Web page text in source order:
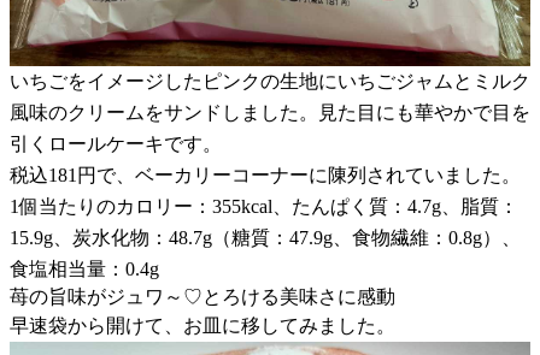
いちごをイメージしたピンクの生地にいちごジャムとミルク
風味のクリームをサンドしました。見た目にも華やかで目を
引くロールケーキです。
税込181円で、ベーカリーコーナーに陳列されていました。
1個当たりのカロリー：355kcal、たんぱく質：4.7g、脂質：
15.9g、炭水化物：48.7g（糖質：47.9g、食物繊維：0.8g）、
食塩相当量：0.4g
苺の旨味がジュワ～♡とろける美味さに感動
早速袋から開けて、お皿に移してみました。